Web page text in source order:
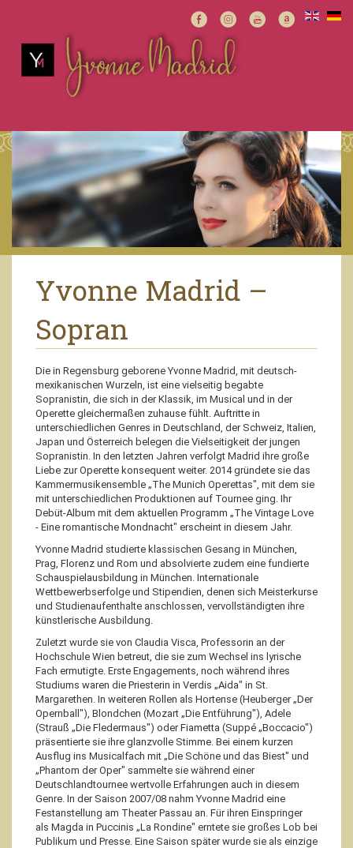
Yvonne Madrid –
Sopran
Die in Regensburg geborene Yvonne Madrid, mit deutsch-
mexikanischen Wurzeln, ist eine vielseitig begabte
Sopranistin, die sich in der Klassik, im Musical und in der
Operette gleichermaßen zuhause fühlt. Auftritte in
unterschiedlichen Genres in Deutschland, der Schweiz, Italien,
Japan und Österreich belegen die Vielseitigkeit der jungen
Sopranistin. In den letzten Jahren verfolgt Madrid ihre große
Liebe zur Operette konsequent weiter. 2014 gründete sie das
Kammermusikensemble „The Munich Operettas", mit dem sie
mit unterschiedlichen Produktionen auf Tournee ging. Ihr
Debüt-Album mit dem aktuellen Programm „The Vintage Love
- Eine romantische Mondnacht" erscheint in diesem Jahr.
Yvonne Madrid studierte klassischen Gesang in München,
Prag, Florenz und Rom und absolvierte zudem eine fundierte
Schauspielausbildung in München. Internationale
Wettbewerbserfolge und Stipendien, denen sich Meisterkurse
und Studienaufenthalte anschlossen, vervollständigten ihre
künstlerische Ausbildung.
Zuletzt wurde sie von Claudia Visca, Professorin an der
Hochschule Wien betreut, die sie zum Wechsel ins lyrische
Fach ermutigte. Erste Engagements, noch während ihres
Studiums waren die Priesterin in Verdis „Aida" in St.
Margarethen. In weiteren Rollen als Hortense (Heuberger „Der
Opernball"), Blondchen (Mozart „Die Entführung"), Adele
(Strauß „Die Fledermaus") oder Fiametta (Suppé „Boccacio")
präsentierte sie ihre glanzvolle Stimme. Bei einem kurzen
Ausflug ins Musicalfach mit „Die Schöne und das Biest" und
„Phantom der Oper" sammelte sie während einer
Deutschlandtournee wertvolle Erfahrungen auch in diesem
Genre. In der Saison 2007/08 nahm Yvonne Madrid eine
Festanstellung am Theater Passau an. Für ihren Einspringer
als Magda in Puccinis „La Rondine" erntete sie großes Lob bei
Publikum und Presse. Eine Saison später wurde sie als einzige